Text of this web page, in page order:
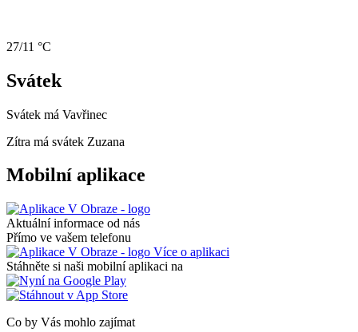
27/11 °C
Svátek
Svátek má Vavřinec
Zítra má svátek Zuzana
Mobilní aplikace
Aktuální informace od nás
Přímo ve vašem telefonu
Více o aplikaci
Stáhněte si naši mobilní aplikaci na
Co by Vás mohlo zajímat